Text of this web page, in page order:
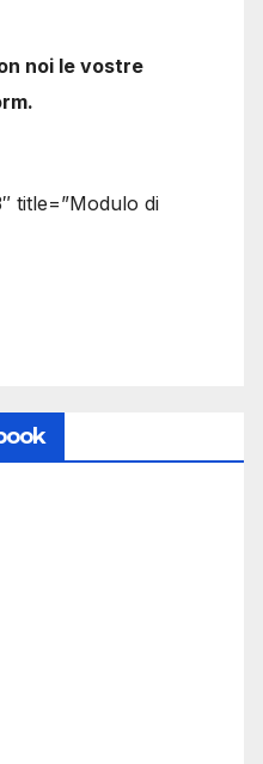
noi le vostre
title=”Modulo di